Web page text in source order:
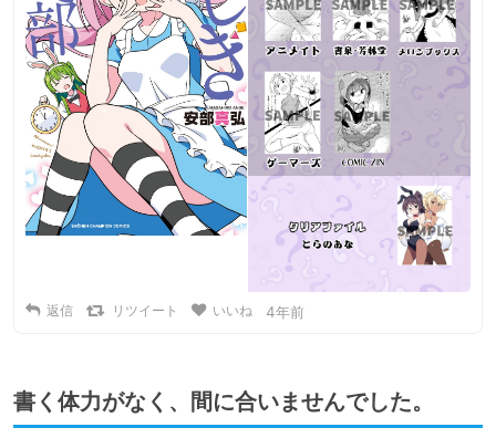
返信 リツイート いいね 4年前
書く体力がなく、間に合いませんでした。